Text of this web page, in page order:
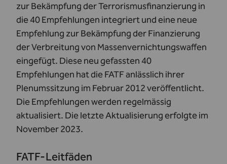
zur Bekämpfung der Terrorismusfinanzierung in
die 40 Empfehlungen integriert und eine neue
Empfehlung zur Bekämpfung der Finanzierung
der Verbreitung von Massenvernichtungswaffen
eingefügt. Diese neu gefassten 40
Empfehlungen hat die FATF anlässlich ihrer
Plenumssitzung im Februar 2012 veröffentlicht.
Die Empfehlungen werden regelmässig
aktualisiert. Die letzte Aktualisierung erfolgte im
November 2023.
FATF-Leitfäden